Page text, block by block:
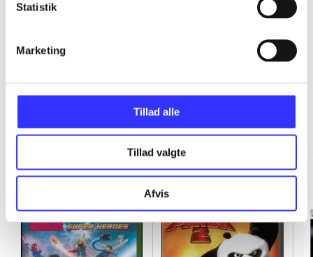
Statistik
Marketing
Tillad alle
Tillad valgte
Afvis
...